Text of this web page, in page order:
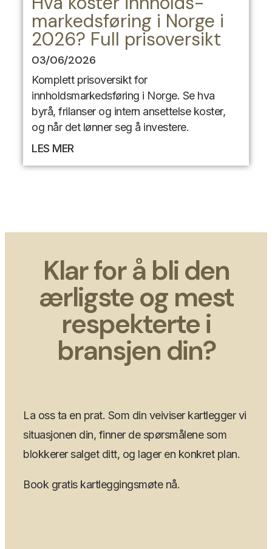
markedsføring i Norge i
2026? Full prisoversikt
03/06/2026
Komplett prisoversikt for
innholdsmarkedsføring i Norge. Se hva
byrå, frilanser og intern ansettelse koster,
og når det lønner seg å investere.
LES MER
Klar for å bli den
ærligste og mest
respekterte i
bransjen din?
La oss ta en prat. Som din veiviser kartlegger vi
situasjonen din, finner de spørsmålene som
blokkerer salget ditt, og lager en konkret plan.
Book gratis kartleggingsmøte nå.